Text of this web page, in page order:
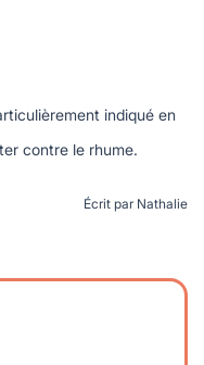
indiqué en
contre le rhume.
Écrit par Nathalie